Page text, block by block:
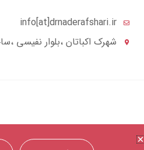
info[at]drnaderafshari.ir
شهرک اکباتان ،بلوار نفیسی